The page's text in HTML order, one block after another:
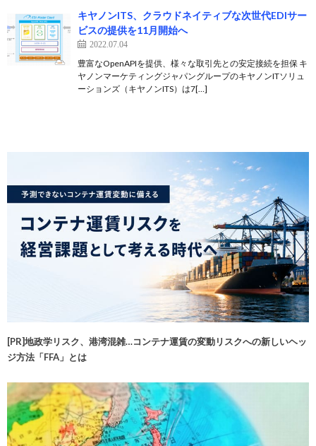
キヤノンITS、クラウドネイティブな次世代EDIサー
ビスの提供を11月開始へ
2022.07.04
豊富なOpenAPIを提供、様々な取引先との安定接続を担保 キ
ヤノンマーケティングジャパングループのキヤノンITソリュ
ーションズ（キヤノンITS）は7[…]
[PR]地政学リスク、港湾混雑…コンテナ運賃の変動リスクへの新しいヘッ
ジ方法「FFA」とは